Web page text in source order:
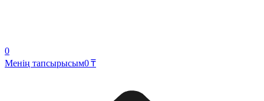
0
Менің тапсырысым0 ₸